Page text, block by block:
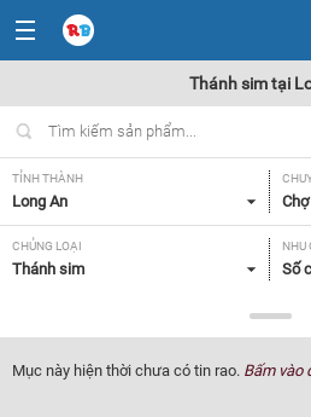
Thánh sim tại
TỈNH THÀNH
Long An
CHỦNG LOẠI
Thánh sim
NHU
Số
Tất cả
Mục này hiện thời chưa có tin rao. Bấm vào